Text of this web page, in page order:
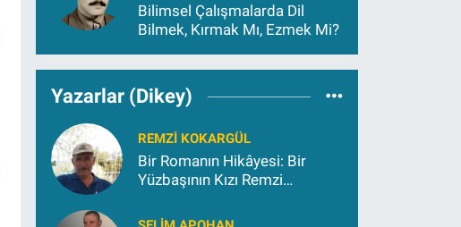
Bilimsel Çalışmalarda Dil
Bilmek, Kırmak Mı, Ezmek Mi?
Yazarlar (Dikey)
REMZI KOKARGÜL
Bir Romanın Hikâyesi: Bir
Yüzbaşının Kızı Remzi